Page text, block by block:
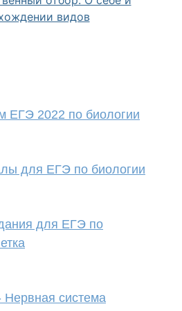
видов
ЕГЭ 2022 по биологии
для ЕГЭ по биологии
для ЕГЭ по
Нервная система